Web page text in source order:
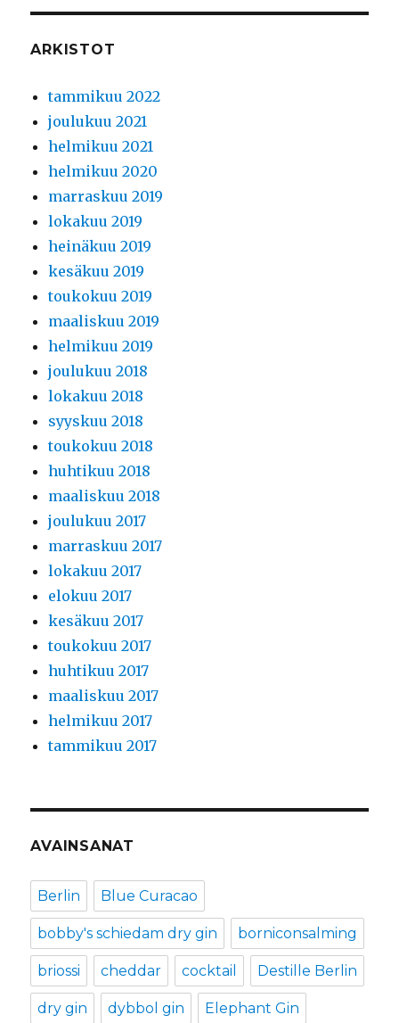
ARKISTOT
tammikuu 2022
joulukuu 2021
helmikuu 2021
helmikuu 2020
marraskuu 2019
lokakuu 2019
heinäkuu 2019
kesäkuu 2019
toukokuu 2019
maaliskuu 2019
helmikuu 2019
joulukuu 2018
lokakuu 2018
syyskuu 2018
toukokuu 2018
huhtikuu 2018
maaliskuu 2018
joulukuu 2017
marraskuu 2017
lokakuu 2017
elokuu 2017
kesäkuu 2017
toukokuu 2017
huhtikuu 2017
maaliskuu 2017
helmikuu 2017
tammikuu 2017
AVAINSANAT
Berlin Blue Curacao
bobby's schiedam dry gin borniconsalming
briossi cheddar cocktail Destille Berlin
dry gin dybbol gin Elephant Gin